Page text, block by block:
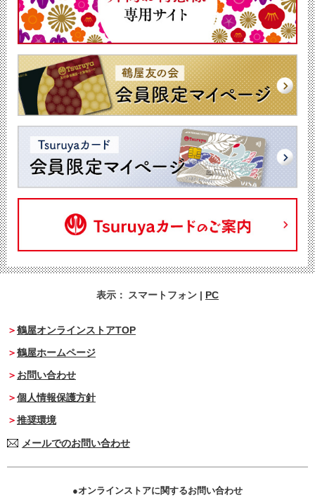
表示： スマートフォン | PC
鶴屋オンラインストアTOP
鶴屋ホームページ
お問い合わせ
個人情報保護方針
推奨環境
メールでのお問い合わせ
オンラインストアに関するお問い合わせ